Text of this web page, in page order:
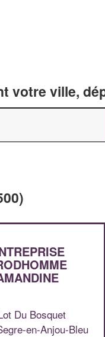
votre ville,
Du Bosquet
en-Anjou-Bleu